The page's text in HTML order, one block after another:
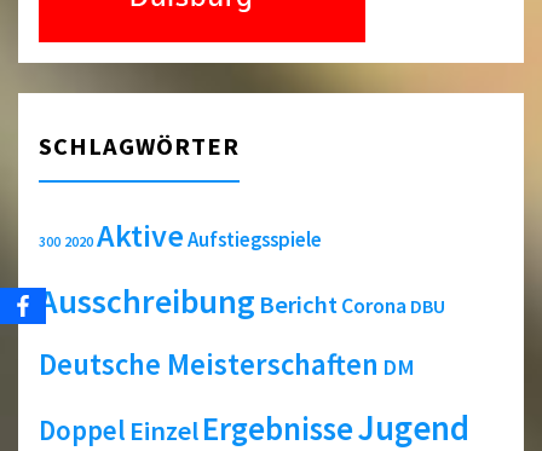
SCHLAGWÖRTER
300 2020 AktiveAufstiegsspiele
Ausschreibung BerichtCorona DBU
Deutsche Meisterschaften DM
Doppel EinzelErgebnisseJugend